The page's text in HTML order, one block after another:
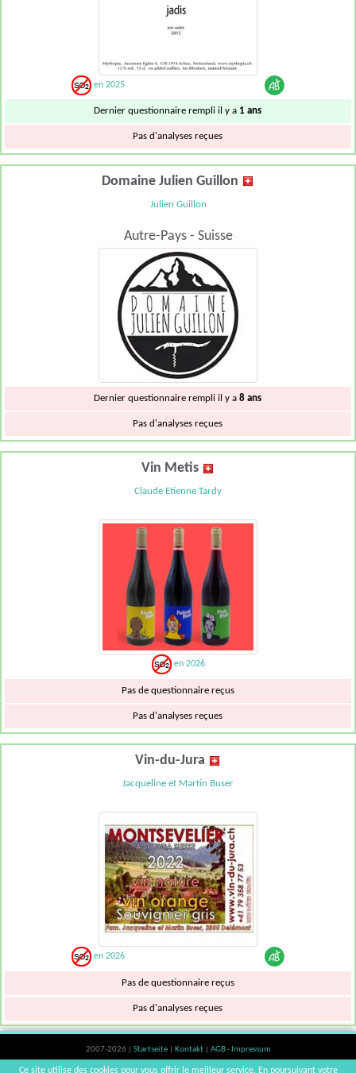
en 2025
Dernier questionnaire rempli il y a 1 ans
Pas d'analyses reçues
Domaine Julien Guillon
Julien Guillon
Autre-Pays - Suisse
Dernier questionnaire rempli il y a8 ans
Pas d'analyses reçues
Vin Metis
Claude Etienne Tardy
en 2026
Pas de questionnaire reçus
Pas d'analyses reçues
Vin-du-Jura
Jacqueline et Martin Buser
en 2026
Pas de questionnaire reçus
Pas d'analyses reçues
2007-2026 | Startseite Kontakt
AGB - Impressum
Der Verzehr von Alkohol ist gesundheitsschädlich, Verzehr in Maßen empfohlen |
Ce site utilise des cookies pour vous offrir le meilleur service. En poursuivant votre